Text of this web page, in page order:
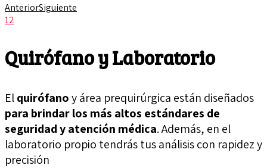
AnteriorSiguiente
12
Quirófano y Laboratorio
Elquirófanoy área prequirúrgica están diseñados
para brindar los más altos estándares de
seguridad y atención médica. Además, en el
laboratorio propio tendrás tus análisis con rapidez y
precisión